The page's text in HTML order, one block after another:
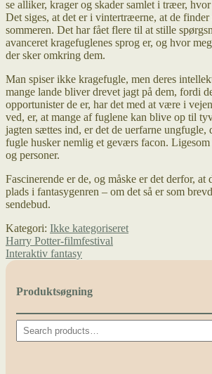
se alliker, krager og skader samlet i træer,
Det siges, at det er i vintertræerne, at de finder
sommeren. Det har fået flere til at stille
avanceret kragefuglenes sprog er, og hvor
der sker omkring dem.
Man spiser ikke kragefugle, men deres
mange lande bliver drevet jagt på dem, fordi
opportunister de er, har det med at være i
ved, er, at mange af fuglene kan blive op til
jagten sættes ind, er det de uerfarne ungfugle,
fugle husker nemlig et geværs facon.
og personer.
Fascinerende er de, og måske er det derfor, at
plads i fantasygenren – om det så er som
sendebud.
Kategori: Ikke kategoriseret
Indlægsnavigation
Forrige
indlæg:
Harry Potter-filmfestival
Næste
indlæg:
Interaktiv fantasy
Produktsøgning
Search